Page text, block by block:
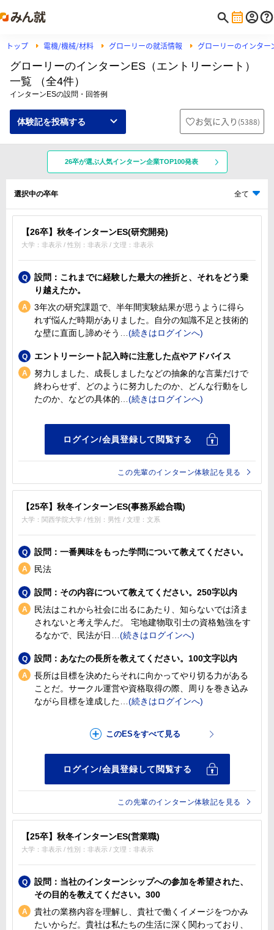
トップ 電機/機械/材料 グローリーの就活情報 グローリーのインター
グローリーのインターンES（エントリーシート）
一覧 （全4件）
インターンESの設問・回答例
体験記を投稿する お気に入り (5388)
26卒が選ぶ人気インターン企業TOP100発表
選択中の卒年 全て
【26卒】秋冬インターンES(研究開発)
大学：非表示 / 性別：非表示 / 文理：非表示
設問：これまでに経験した最大の挫折と、それをどう乗
り越えたか。
3年次の研究課題で、半年間実験結果が思うように得ら
れず悩んだ時期がありました。自分の知識不足と技術的
な壁に直面し諦めそう
エントリーシート記入時に注意した点やアドバイス
努力しました、成長しましたなどの抽象的な言葉だけで
終わらせず、どのように努力したのか、どんな行動をし
たのか、などの具体的
この先輩のインターン体験記を見る
【25卒】秋冬インターンES(事務系総合職)
大学：関西学院大学 / 性別：男性 / 文理：文系
設問：一番興味をもった学問について教えてください。
民法
設問：その内容について教えてください。250字以内
民法はこれから社会に出るにあたり、知らないでは済ま
されないと考え学んだ。 宅地建物取引士の資格勉強をす
るなかで、民法が日
設問：あなたの長所を教えてください。100文字以内
長所は目標を決めたらそれに向かってやり切る力がある
ことだ。サークル運営や資格取得の際、周りを巻き込み
ながら目標を達成した
この先輩のインターン体験記を見る
【25卒】秋冬インターンES(営業職)
大学：非表示 / 性別：非表示 / 文理：非表示
設問：当社のインターンシップへの参加を希望された、
その目的を教えてください。300
貴社の業務内容を理解し、貴社で働くイメージをつかみ
たいからだ。貴社は私たちの生活に深く関わっており、